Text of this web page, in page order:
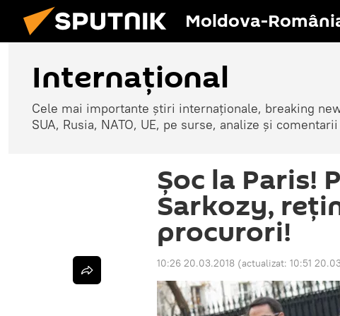
Moldova-
Internaţional
Cele mai importante știri internaționale, breaking
SUA, Rusia, NATO, UE, pe surse, analize și comentarii
Șoc la Paris!
Sarkozy,
procurori!
10:26 20.03.2018 (actualizat: 10:51